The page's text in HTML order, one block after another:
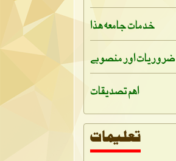
خدمات جامعہ ہذا
ضروریات اور منصوبے
اہم تصدیقات